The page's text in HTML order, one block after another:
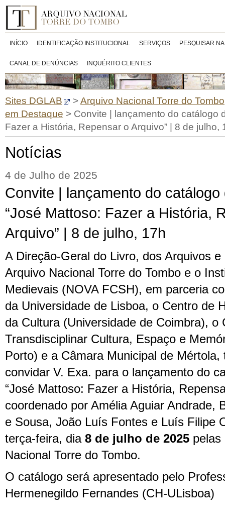
INÍCIO IDENTIFICAÇÃO INSTITUCIONAL SERVIÇOS PESQUISAR
CANAL DE DENÚNCIAS INQUÉRITO CLIENTES
Sites DGLAB >Arquivo Nacional Torre do Tombo
em Destaque > Convite | lançamento do catálogo
Fazer a História, Repensar o Arquivo” | 8 de julho,
Notícias
4 de Julho de 2025
Convite | lançamento do
“José Mattoso: Fazer a História,
Arquivo” | 8 de julho, 17h
A Direção-Geral do Livro, dos Arquivos
Arquivo Nacional Torre do Tombo e o
Medievais (NOVA FCSH), em parceria
da Universidade de Lisboa, o Centro de
da Cultura (Universidade de Coimbra), o
Transdisciplinar Cultura, Espaço e
Porto) e a Câmara Municipal de Mértola,
convidar V. Exa. para o lançamento do
“José Mattoso: Fazer a História,
coordenado por Amélia Aguiar Andrade,
e Sousa, João Luís Fontes e Luís Filipe
terça-feira, dia 8 de julho de 2025 pelas
Nacional Torre do Tombo.
O catálogo será apresentado pelo
Hermenegildo Fernandes (CH-ULisboa)